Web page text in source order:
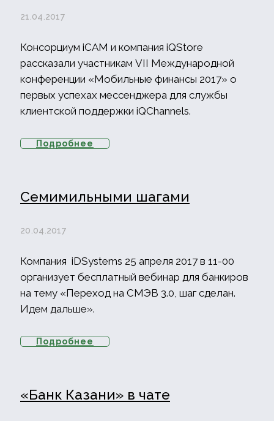
21.04.2017
Консорциум iCAM и компания iQStore
рассказали участникам VII Международной
конференции «Мобильные финансы 2017» о
первых успехах мессенджера для службы
клиентской поддержки iQChannels.
Подробнее
Семимильными шагами
20.04.2017
Компания iDSystems 25 апреля 2017 в 11-00
организует бесплатный вебинар для банкиров
на тему «Переход на СМЭВ 3.0, шаг сделан.
Идем дальше».
Подробнее
«Банк Казани» в чате